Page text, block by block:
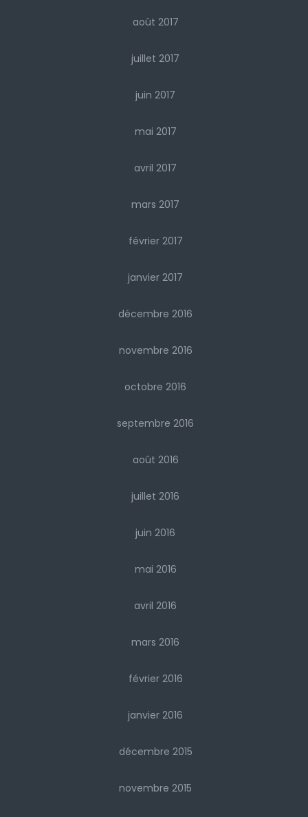
août 2017
juillet 2017
juin 2017
mai 2017
avril 2017
mars 2017
février 2017
janvier 2017
décembre 2016
novembre 2016
octobre 2016
septembre 2016
août 2016
juillet 2016
juin 2016
mai 2016
avril 2016
mars 2016
février 2016
janvier 2016
décembre 2015
novembre 2015